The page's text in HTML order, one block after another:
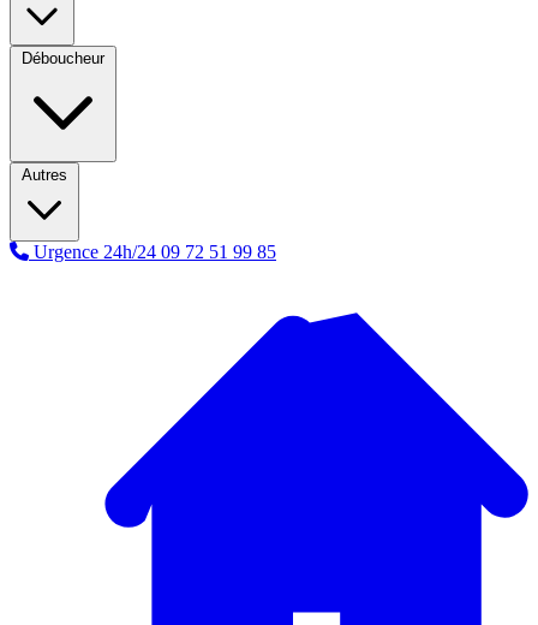
Déboucheur
Autres
Urgence 24h/24 09 72 51 99 85